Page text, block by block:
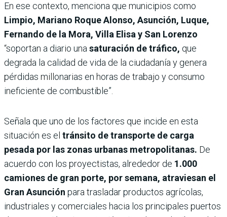
En ese contexto, menciona que municipios como
Limpio, Mariano Roque Alonso, Asunción, Luque,
Fernando de la Mora, Villa Elisa y San Lorenzo
“soportan a diario una saturación de tráfico, que
degrada la calidad de vida de la ciudadanía y genera
pérdidas millonarias en horas de trabajo y consumo
ineficiente de combustible”.
Señala que uno de los factores que incide en esta
situación es el tránsito de transporte de carga
pesada por las zonas urbanas metropolitanas. De
acuerdo con los proyectistas, alrededor de 1.000
camiones de gran porte, por semana, atraviesan el
Gran Asunción para trasladar productos agrícolas,
industriales y comerciales hacia los principales puertos